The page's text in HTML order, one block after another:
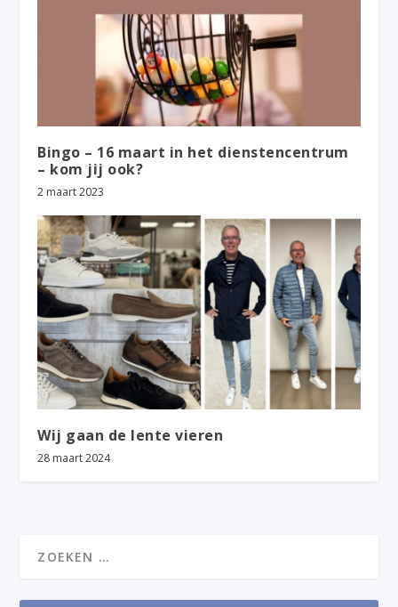
Bingo – 16 maart in het dienstencentrum
– kom jij ook?
2 maart 2023
Wij gaan de lente vieren
28 maart 2024